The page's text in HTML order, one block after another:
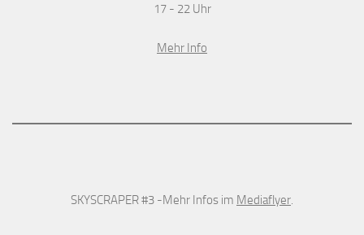
17 - 22 Uhr
Mehr Info
SKYSCRAPER #3 -Mehr Infos im Mediaflyer.